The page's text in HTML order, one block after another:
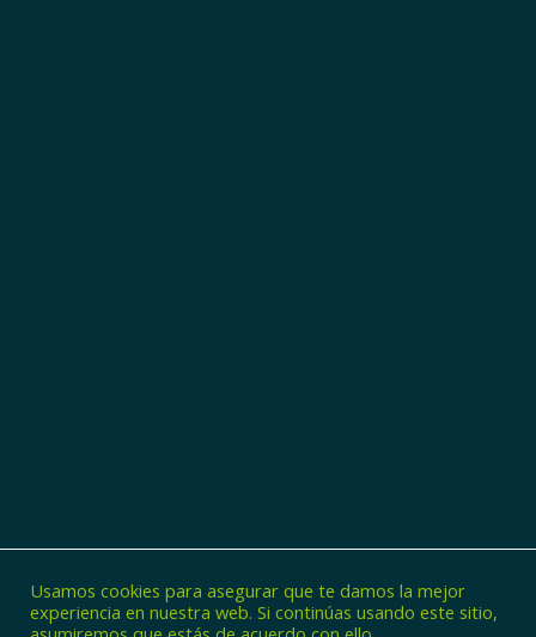
Usamos cookies para asegurar que te damos la mejor
experiencia en nuestra web. Si continúas usando este sitio,